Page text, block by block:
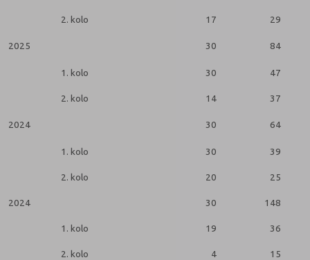
2. kolo 17 29
2025 30 84
1. kolo
30 47
2. kolo 14 37
2024 30 64
1. kolo
30 39
2. kolo 20 25
2024 30 148
1. kolo 19 36
2. kolo 4 15